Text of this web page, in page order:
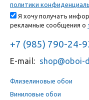
политики
Я хочу получать
рекламные сообщения о
+7 (985) 790-24-
E-mail: shop@oboi-
Флизелиновые обои
Виниловые обои